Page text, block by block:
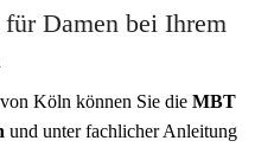
Damen bei Ihrem
Köln können Sie die MBT
und unter fachlicher Anleitung